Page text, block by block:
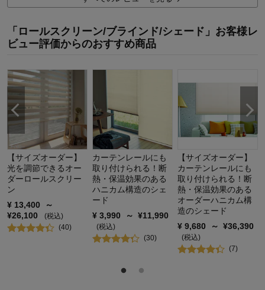
「ロールスクリーン/ブラインド/シェード」お客様レ
ビュー評価からのおすすめ商品
【サイズオーダー】
光を調節できるオー
ダーロールスクリー
ン
¥ 13,400
～
¥26,100
(税込)
(40)
カーテンレールにも
取り付けられる！断
熱・保温効果のある
ハニカム構造のシェ
ード
¥ 3,990 ～ ¥11,990
(税込)
(30)
【サイズオーダー】
カーテンレールにも
取り付けられる！断
熱・保温効果のある
オーダーハニカム構
造のシェード
¥ 9,680 ～ ¥36,390
(税込)
(7)